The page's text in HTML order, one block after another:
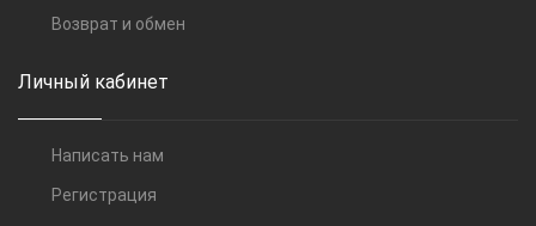
Возврат и обмен
Личный кабинет
Написать нам
Регистрация